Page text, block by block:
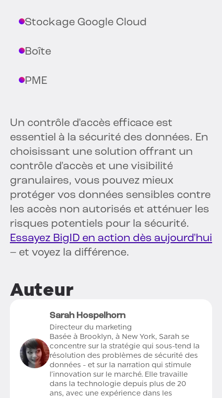
Stockage Google Cloud
Boîte
PME
Un contrôle d'accès efficace est
essentiel à la sécurité des données. En
choisissant une solution offrant un
contrôle d'accès et une visibilité
granulaires, vous pouvez mieux
protéger vos données sensibles contre
les accès non autorisés et atténuer les
risques potentiels pour la sécurité.
Essayez BigID en action dès aujourd'hui
– et voyez la différence.
Auteur
Sarah Hospelhorn
Directeur du marketing
Basée à Brooklyn, à New York, Sarah se
concentre sur la stratégie qui sous-tend la
résolution des problèmes de sécurité des
données - et sur la narration qui stimule
l'innovation sur le marché. Elle travaille
dans la technologie depuis plus de 20
ans, avec une expérience dans les